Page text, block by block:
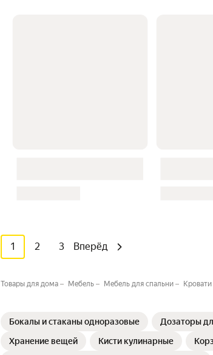
1 2 3 Вперёд
Товары для дома Мебель Мебель для спальни Кровати
Бокалы и стаканы одноразовые Дозаторы
Хранение вещей
Кисти кулинарные